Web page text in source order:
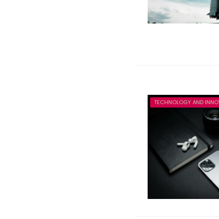
TECHNOLOGY AND